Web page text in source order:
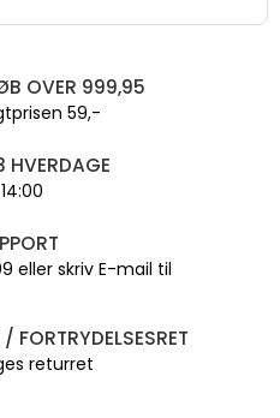
OVER 999,95
59,-
HVERDAGE
eller skriv E-mail til
FORTRYDELSESRET
returret